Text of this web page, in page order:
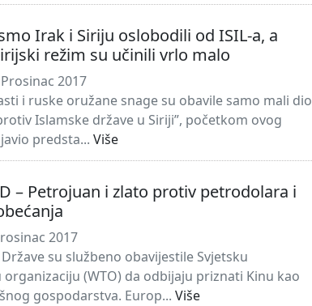
Irak i Siriju oslobodili od ISIL-a, a
režim su učinili vrlo malo
2017
i ruske oružane snage su obavile samo mali dio
Islamske države u Siriji”, početkom ovog
predsta... Više
– Petrojuan i zlato protiv petrodolara i
2017
su službeno obavijestile Svjetsku
(WTO) da odbijaju priznati Kinu kao
gospodarstva. Europ... Više